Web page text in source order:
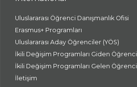
Uluslararası Öğrenci Danışmanlık Ofisi
Erasmus+ Programları
Uluslararası Aday Öğrenciler (YÖS)
İkili Değişim Programları Giden Öğrenci
İkili Değişim Programları Gelen Öğrenci
İletişim